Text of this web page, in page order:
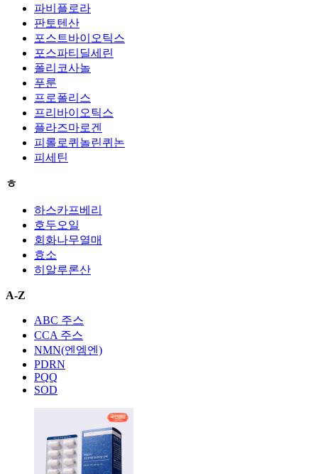
파비플로라
판토텐산
포스트바이오틱스
포스파티딜세린
폴리코사놀
푸룬
프로폴리스
프리바이오틱스
플라즈마로겐
피롤로퀴놀린퀴논
피세틴
ㅎ
하스카프베리
호두오일
회화나무열매
효소
히알루론산
A-Z
ABC 주스
CCA 주스
NMN(엔엠엔)
PDRN
PQQ
SOD